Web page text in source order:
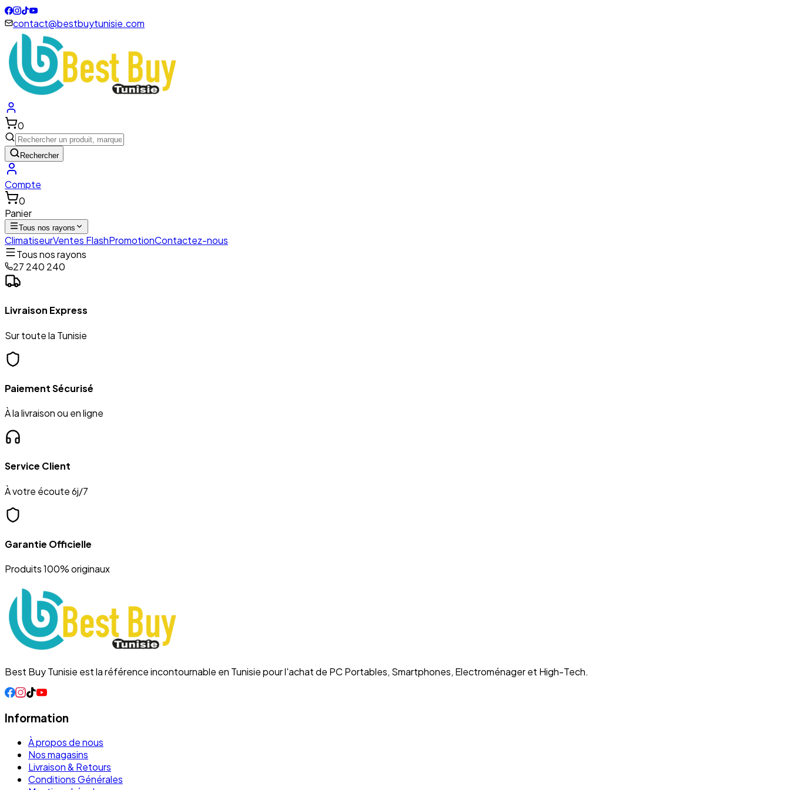
contact@bestbuytunisie.com
0
Rechercher
Compte
0
Panier
Tous nos rayons
ClimatiseurVentes FlashPromotionContactez-nous
Tous nos rayons
27 240 240
Livraison Express
Sur toute la Tunisie
Paiement Sécurisé
À la livraison ou en ligne
Service Client
À votre écoute 6j/7
Garantie Officielle
Produits 100% originaux
Best Buy Tunisie est la référence incontournable en Tunisie pour l'achat de PC Portables, Smartphones, Electroménager et High-Tech.
Information
À propos de nous
Nos magasins
Livraison & Retours
Conditions Générales